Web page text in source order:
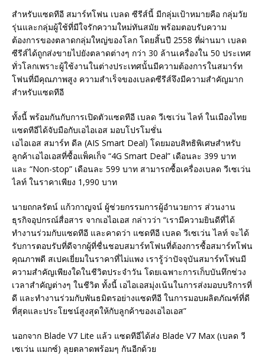
สำหรับแซดทีอี สมาร์ทโฟน เบลด ซีรีส์นี้ มีกลุ่มเป้าหมายคือ กลุ่มวัย
รุ่นและกลุ่มผู้ใช้ที่มีใจรักความใหม่ทันสมัย พร้อมตอบรับความ
ต้องการของตลาดกลุ่มใหญ่ของโลก โดยสิ้นปี 2558 ที่ผ่านมา เบลด
ซีรีส์ได้ถูกส่งขายไปยังตลาดต่างๆ กว่า 30 ล้านเครื่องใน 50 ประเทศ
ทั่วโลกเพราะผู้ใช้งานในต่างประเทศนั้นมีความต้องการในสมาร์ท
โฟนที่มีคุณภาพสูง ความสำเร็จของเบลดซีรีส์จึงมีความสำคัญมาก
สำหรับแซดทีอี
ทั้งนี้ พร้อมกันกับการเปิดตัวแซดทีอี เบลด วีเซเว่น ไลท์ ในเมืองไทย
แซดทีอีได้จับมือกับเอไอเอส มอบโปรโมชั่น
เอไอเอส สมาร์ท ดีล (AIS Smart Deal) โดยมอบสิทธิพิเศษสำหรับ
ลูกค้าเอไอเอสที่ซื้อแพ็คเก็จ “4G Smart Deal” เดือนละ 399 บาท
และ “Non-stop” เดือนละ 599 บาท สามารถซื้อเครื่องเบลด วีเซเว่น
ไลท์ ในราคาเพียง 1,990 บาท
นายถกลรัตน์ แก้วกาญจน์ ผู้ช่วยกรรมการผู้อำนวยการ ส่วนงาน
ธุรกิจอุปกรณ์สื่อสาร จากเอไอเอส กล่าวว่า “เรามีความยินดีที่ได้
ทำงานร่วมกับแซดทีอี และคาดว่า แซดทีอี เบลด วีเซเว่น ไลท์ จะได้
รับการตอบรับที่ดีจากผู้ที่ชื่นชอบสมาร์ทโฟนที่ต้องการซื้อสมาร์ทโฟน
คุณภาพดี สเปคเยี่ยมในราคาที่ไม่แพง เรารู้ว่าปัจจุบันสมาร์ทโฟนมี
ความสำคัญเพียงใดในชีวิตประจำวัน โดยเฉพาะการเก็บบันทึกช่วง
เวลาสำคัญต่างๆ ในชีวิต ทั้งนี้ เอไอเอสมุ่งเน้นในการส่งมอบบริการที่
ดี และทำงานร่วมกับพันธมิตรอย่างแซดทีอี ในการมอบผลิตภัณฑ์ที่ดี
ที่สุดและประโยชน์สูงสุดให้กับลูกค้าของเอไอเอส”
นอกจาก Blade V7 Lite แล้ว แซดทีอีได้ส่ง Blade V7 Max (เบลด วี
เซเว่น แมกซ์) ลุยตลาดพร้อมๆ กันอีกด้วย